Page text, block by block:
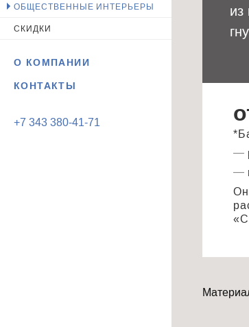
ОБЩЕСТВЕННЫЕ ИНТЕРЬЕРЫ
СКИДКИ
О КОМПАНИИ
КОНТАКТЫ
+7 343 380-41-71
из